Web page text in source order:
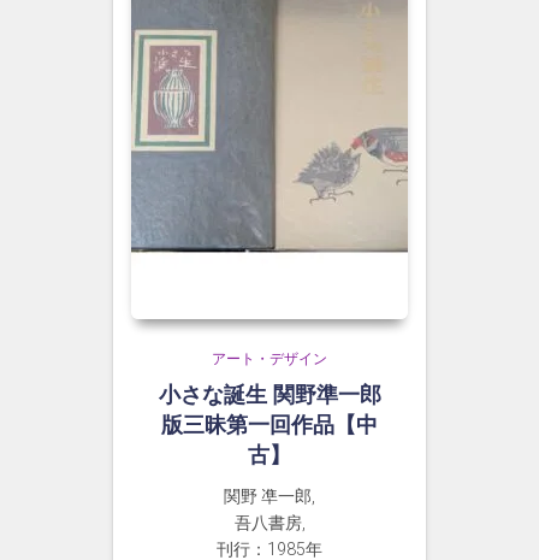
アート・デザイン
小さな誕生 関野準一郎
版三昧第一回作品【中
古】
関野 凖一郎,
吾八書房,
刊行：1985年